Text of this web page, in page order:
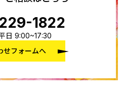
1822
日 9:00~17:30
せフォームへ